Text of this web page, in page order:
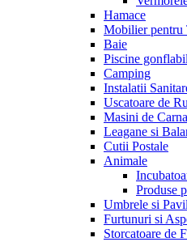
Hamace
Mobilier pentru
Baie
Piscine
Camping
Instalatii
Uscatoare de
Masini de
Leagane si
Cutii Postale
Animale
Produse
Umbrele si
Furtunuri si
Storcatoare de